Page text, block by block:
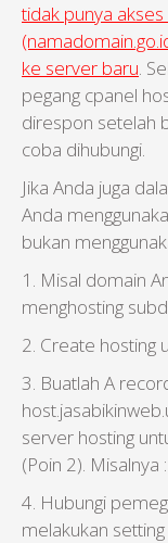
tidak punya
ke server baru.
pegang cpanel
direspon setelah
coba dihubungi.
Jika Anda juga
Anda
bukan
1. Misal domain
menghosting
2. Create hosting
3. Buatlah A
server hosting
(Poin 2).
4. Hubungi
melakukan